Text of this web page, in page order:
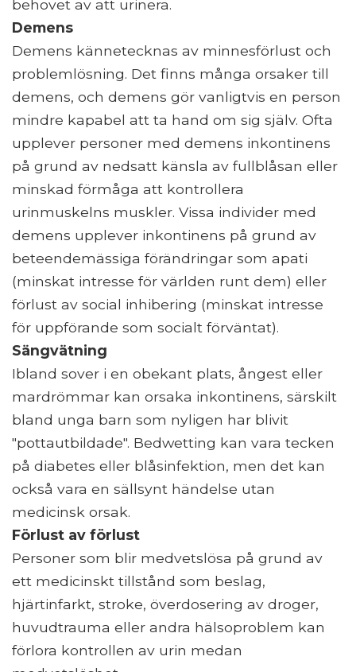
behovet av att urinera.
Demens
Demens kännetecknas av minnesförlust och
problemlösning. Det finns många orsaker till
demens, och demens gör vanligtvis en person
mindre kapabel att ta hand om sig själv. Ofta
upplever personer med demens inkontinens
på grund av nedsatt känsla av fullblåsan eller
minskad förmåga att kontrollera
urinmuskelns muskler. Vissa individer med
demens upplever inkontinens på grund av
beteendemässiga förändringar som apati
(minskat intresse för världen runt dem) eller
förlust av social inhibering (minskat intresse
för uppförande som socialt förväntat).
Sängvätning
Ibland sover i en obekant plats, ångest eller
mardrömmar kan orsaka inkontinens, särskilt
bland unga barn som nyligen har blivit
"pottautbildade". Bedwetting kan vara tecken
på diabetes eller blåsinfektion, men det kan
också vara en sällsynt händelse utan
medicinsk orsak.
Förlust av förlust
Personer som blir medvetslösa på grund av
ett medicinskt tillstånd som beslag,
hjärtinfarkt, stroke, överdosering av droger,
huvudtrauma eller andra hälsoproblem kan
förlora kontrollen av urin medan